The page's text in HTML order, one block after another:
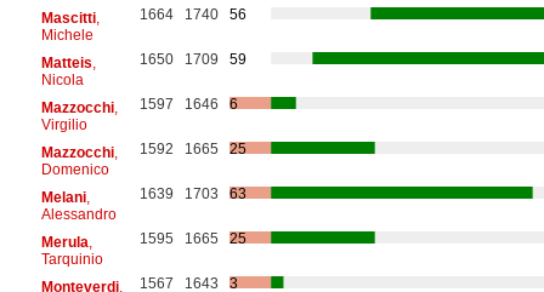
Mascitti,
Michele
1664 1740 56
Matteis
Nicola
1650 1709 59
Mazzocchi,
Virgilio
1597 1646 6
Mazzocchi,
Domenico
1592 1665 25
Melani,
Alessandro
1639 1703 63
Merula
Tarquinio
1595 1665 25
Monteverdi,
1567 1643 3